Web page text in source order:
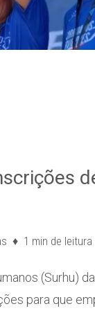
1 min de leitura
(Surhu)
para que